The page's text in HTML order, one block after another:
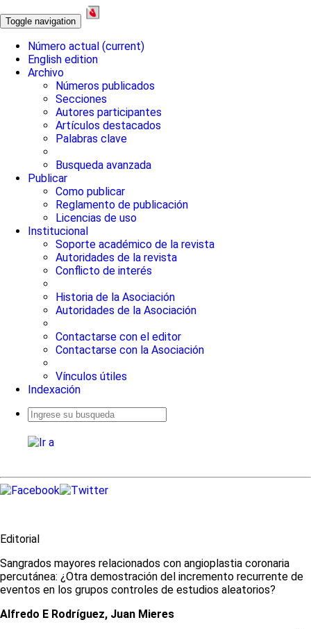
Toggle navigation
Número actual (current)
English edition
Archivo
Números publicados
Secciones
Autores participantes
Artículos destacados
Palabras clave
Busqueda avanzada
Publicar
Como publicar
Reglamento de publicación
Licencias de uso
Institucional
Soporte académico de la revista
Autoridades de la revista
Conflicto de interés
Historia de la Asociación
Autoridades de la Asociación
Contactarse con el editor
Contactarse con la Asociación
Vínculos útiles
Indexación
Editorial
Sangrados mayores relacionados con angioplastia coronaria
percutánea: ¿Otra demostración del incremento recurrente de
eventos en los grupos controles de estudios aleatorios?
Alfredo E Rodríguez, Juan Mieres